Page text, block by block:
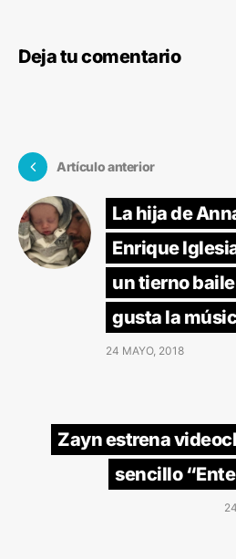
Deja tu comentario
Artículo anterior
La hija de
Enrique
un tierno
gusta la
24 MAYO, 2018
Zayn estrena
sencillo